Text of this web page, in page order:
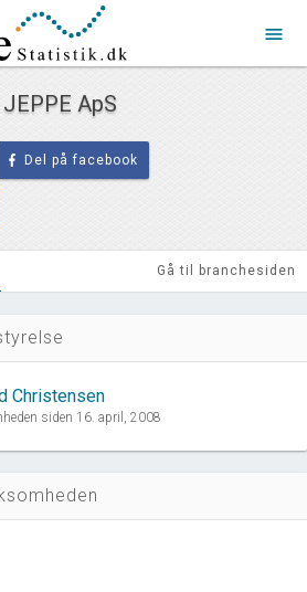
menu
JEPPE ApS
Del på facebook
Gå til branchesiden
Christensen
siden 16. april, 2008